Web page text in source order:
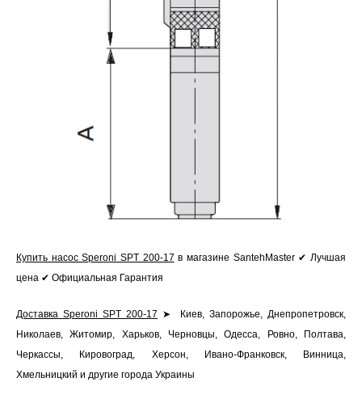
Купить насос Speroni SPT 200-17 в магазине SantehMaster ✔ Лучшая
цена ✔ Официальная Гарантия
Доставка Speroni SPT 200-17 ➤ Киев, Запорожье, Днепропетровск,
Николаев, Житомир, Харьков, Черновцы, Одесса, Ровно, Полтава,
Черкассы, Кировоград, Херсон, Ивано-Франковск, Винница,
Хмельницкий и другие города Украины